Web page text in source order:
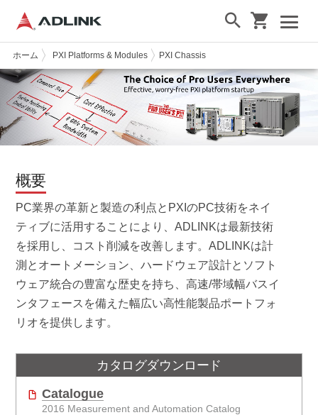
ホーム PXI Platforms & Modules PXI Chassis
概要
PC業界の革新と製造の利点とPXIのPC技術をネイ
ティブに活用することにより、ADLINKは最新技術
を採用し、コスト削減を改善します。ADLINKは計
測とオートメーション、ハードウェア設計とソフト
ウェア統合の豊富な歴史を持ち、高速/帯域幅バスイ
ンタフェースを備えた幅広い高性能製品ポートフォ
リオを提供します。
カタログダウンロード
Catalogue
2016 Measurement and Automation Catalog